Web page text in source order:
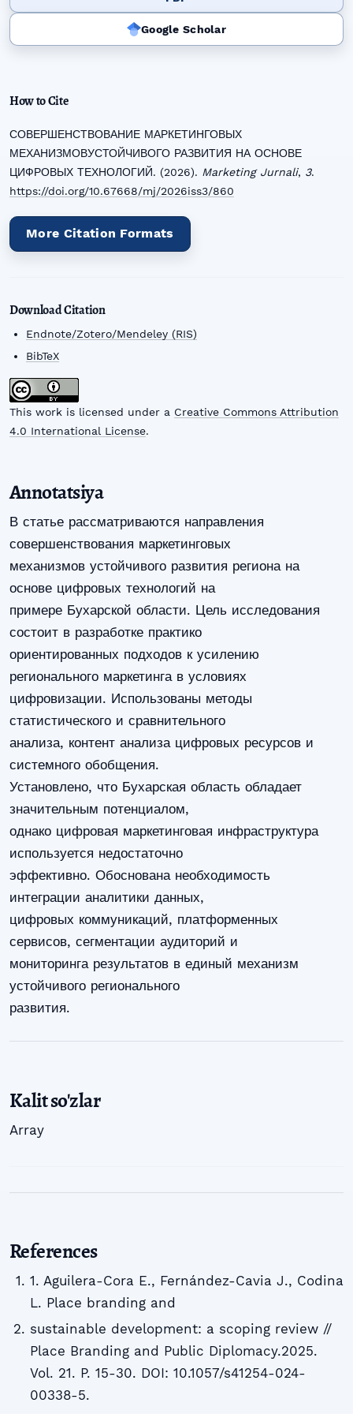
Google Scholar
How to Cite
СОВЕРШЕНСТВОВАНИЕ МАРКЕТИНГОВЫХ
МЕХАНИЗМОВУСТОЙЧИВОГО РАЗВИТИЯ НА ОСНОВЕ
ЦИФРОВЫХ ТЕХНОЛОГИЙ. (2026). Marketing Jurnali, 3.
https://doi.org/10.67668/mj/2026iss3/860
More Citation Formats
Download Citation
Endnote/Zotero/Mendeley (RIS)
BibTeX
This work is licensed under a Creative Commons Attribution
4.0 International License.
Annotatsiya
В статье рассматриваются направления
совершенствования маркетинговых
механизмов устойчивого развития региона на
основе цифровых технологий на
примере Бухарской области. Цель исследования
состоит в разработке практико
ориентированных подходов к усилению
регионального маркетинга в условиях
цифровизации. Использованы методы
статистического и сравнительного
анализа, контент анализа цифровых ресурсов и
системного обобщения.
Установлено, что Бухарская область обладает
значительным потенциалом,
однако цифровая маркетинговая инфраструктура
используется недостаточно
эффективно. Обоснована необходимость
интеграции аналитики данных,
цифровых коммуникаций, платформенных
сервисов, сегментации аудиторий и
мониторинга результатов в единый механизм
устойчивого регионального
развития.
Kalit so'zlar
Array
References
1. Aguilera-Cora E., Fernández-Cavia J., Codina
L. Place branding and
sustainable development: a scoping review //
Place Branding and Public Diplomacy.2025.
Vol. 21. P. 15-30. DOI: 10.1057/s41254-024-
00338-5.